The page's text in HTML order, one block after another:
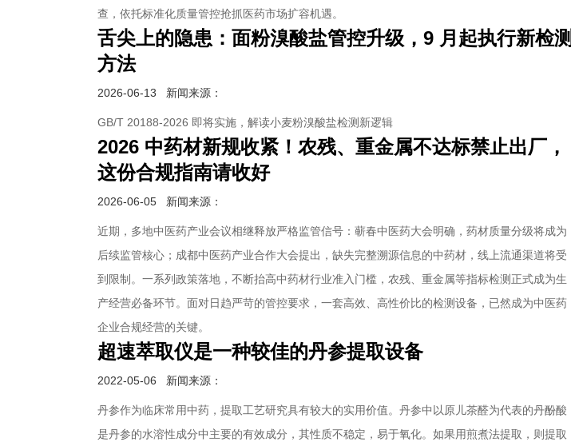
查，依托标准化质量管控抢抓医药市场扩容机遇。
舌尖上的隐患：面粉溴酸盐管控升级，9 月起执行新检测
方法
2026-06-13 新闻来源：
GB/T 20188-2026 即将实施，解读小麦粉溴酸盐检测新逻辑
2026 中药材新规收紧！农残、重金属不达标禁止出厂，
这份合规指南请收好
2026-06-05 新闻来源：
近期，多地中医药产业会议相继释放严格监管信号：蕲春中医药大会明确，药材质量分级将成为
后续监管核心；成都中医药产业合作大会提出，缺失完整溯源信息的中药材，线上流通渠道将受
到限制。一系列政策落地，不断抬高中药材行业准入门槛，农残、重金属等指标检测正式成为生
产经营必备环节。面对日趋严苛的管控要求，一套高效、高性价比的检测设备，已然成为中医药
企业合规经营的关键。
超速萃取仪是一种较佳的丹参提取设备
2022-05-06 新闻来源：
丹参作为临床常用中药，提取工艺研究具有较大的实用价值。丹参中以原儿茶醛为代表的丹酚酸
是丹参的水溶性成分中主要的有效成分，其性质不稳定，易于氧化。如果用煎煮法提取，则提取